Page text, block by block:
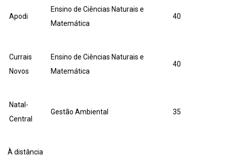
Apodi
Ensino de Ciências Naturais e
Matemática
40
Currais
Novos
Ensino de Ciências Naturais e
Matemática
40
Natal-
Central
Gestão Ambiental 35
À distância